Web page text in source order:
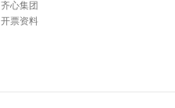
齐心集团
开票资料